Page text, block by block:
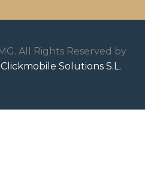
All Rights Reserved by
Clickmobile Solutions S.L.